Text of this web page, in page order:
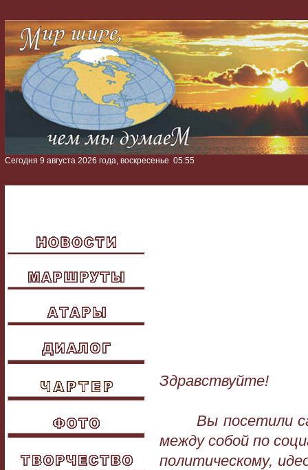
Сегодня 9 августа 2026 года, воскресенье 05:55
Здравствуйте!
Вы посетили
между собой по
политическому,